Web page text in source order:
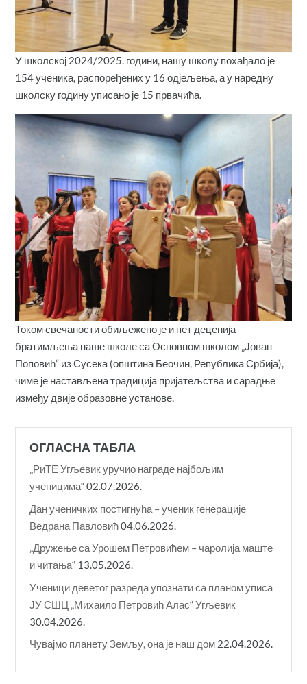
У школској 2024/2025. години, нашу школу похађало је
154 ученика, распоређених у 16 одјељења, а у наредну
школску годину уписано је 15 првачића.
Током свечаности обиљежено је и пет деценија
братимљења наше школе са Основном школом „Јован
Поповић“ из Сусека (општина Беочин, Република Србија),
чиме је настављена традиција пријатељства и сарадње
између двије образовне установе.
ОГЛАСНА ТАБЛА
„РиТЕ Угљевик уручио награде најбољим
ученицима“02.07.2026.
Дан ученичких постигнућа – ученик генерације
Ведрана Павловић04.06.2026.
„Дружење са Урошем Петровићем – чаролија маште
и читања“ 13.05.2026.
Ученици деветог разреда упознати са планом уписа
ЈУ СШЦ „Михаило Петровић Алас“ Угљевик
30.04.2026.
Чувајмо планету Земљу, она је наш дом 22.04.2026.